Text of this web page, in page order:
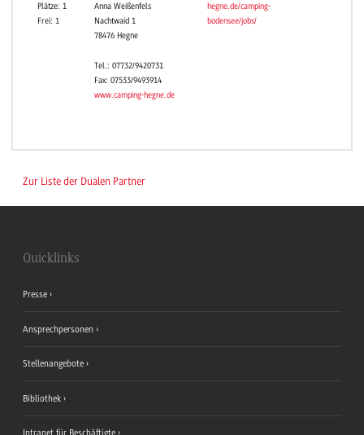
Plätze: 1
Frei: 1
Anna Weißenfels
Nachtwaid 1
78476 Hegne
Tel.: 07732/9420731
Fax: 07533/9493914
www.camping-hegne.de
hegne.de/camping-
bodensee/jobs/
Zur Liste der Dualen Partner
Quicklinks
Presse
Ansprechpersonen
Stellenangebote
Bibliothek
Intranet für Beschäftigte